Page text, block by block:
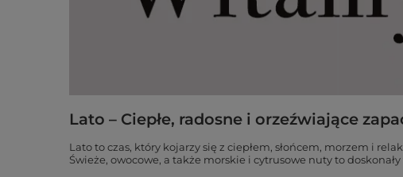
Lato – Ciepłe, radosne i orzeźwiające
Lato to czas, który kojarzy się z ciepłem, słońcem, morzem i
Świeże, owocowe, a także morskie i cytrusowe nuty to